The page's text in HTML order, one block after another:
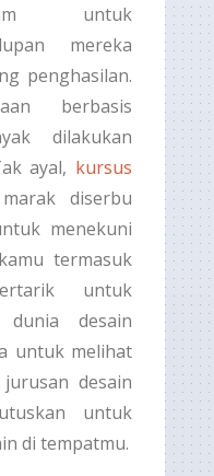
untuk
mereka
penghasilan.
berbasis
dilakukan
ayal, kursus
diserbu
menekuni
termasuk
untuk
dunia desain
untuk melihat
desain
untuk
di tempatmu.